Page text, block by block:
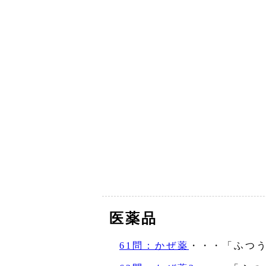
医薬品
61問：かぜ薬 ・・・「ふつ